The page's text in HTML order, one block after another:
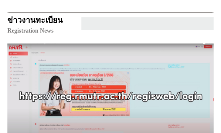
ข่าวงานทะเบียน
Registration News